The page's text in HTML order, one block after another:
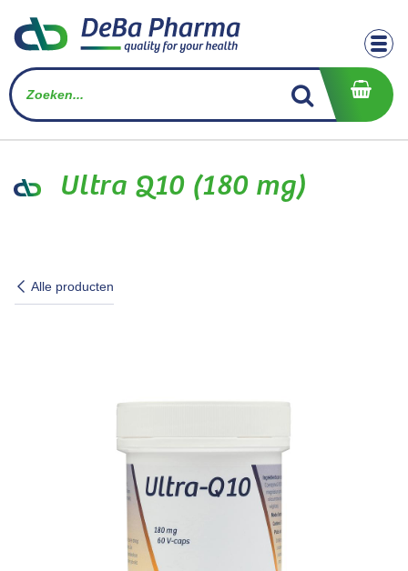
Alle producten
Ultra Q10 (180 mg)